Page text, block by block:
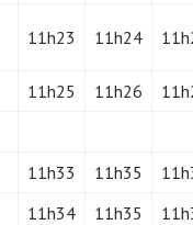
11h23 11h24
11h25 11h26
11h33 11h35
11h34 11h35